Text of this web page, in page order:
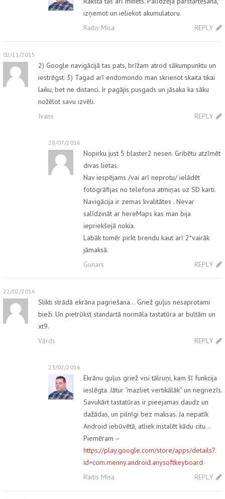
izņemot un ieliekot akumulatoru.
Raitis Misa
REPLY
02/11/2015
2) Google navigācijā tas pats, brīžam atrod sākumpunktu un
iestrēgst. 3) Tagad arī endomondo man skrienot skaita tikai
laiku, bet ne distanci. Ir pagājis pusgads un jāsaka ka sāku
nožēlot savu izvēli.
Ivans
REPLY
28/07/2016
Nopirku just 5 blaster2 nesen. Gribētu atzīmēt
divas lietas.
Nav iespējams /vai arī neprotu/ ielādēt
fotogrāfijas no telefona atmiņas uz SD karti.
Navigācija ir zemas kvalitātes . Nevar
salīdzināt ar hereMaps kas man bija
iepriekšejā nokia.
Labāk tomēr pirkt brendu kaut arī 2*vairāk
jāmaksā.
Gunars
REPLY
22/02/2016
Slikti strādā ekrāna pagriešana… Griež guļus nesaprotami
bieži. Un pietrūkst standartā normāla tastatūra ar bultām un
xt9.
Vārds
REPLY
23/02/2016
Ekrānu guļus griež visi tālruņi, kam šī funkcija
ieslēgta. Jātur “mazliet vertikālāk” un negriezīs.
Savukārt tastatūras ir pieejamas daudz un
dažādas, un pilnīgi bez maksas. Ja nepatīk
Android iebūvētā, atliek instalēt kādu citu…
Piemēram –
https://play.google.com/store/apps/details?
id=com.menny.android.anysoftkeyboard
Raitis Misa
REPLY